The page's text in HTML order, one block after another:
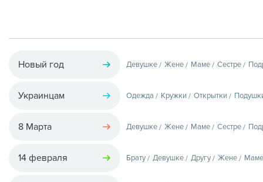
Новый год Девушке Жене Маме Сестре
Украинцам Одежда Кружки Открытки
8 Марта Девушке Жене Маме Сестре
14 февраля Брату Девушке Другу Жене Маме